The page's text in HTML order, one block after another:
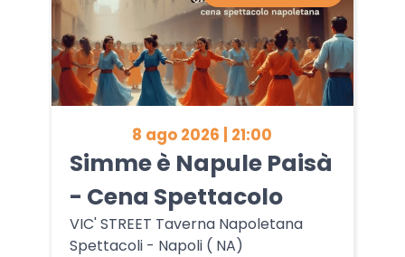
8 ago 2026 | 21:00
Simme è Napule Paisà
- Cena Spettacolo
VIC' STREET Taverna Napoletana
Spettacoli - Napoli ( NA)